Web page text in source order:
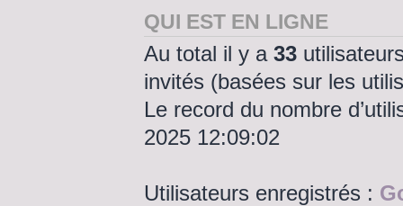
QUI EST EN LIGNE
Au total il y a 33
invités (basées sur les
Le record du nombre
2025 12:09:02
Utilisateurs enregistrés :